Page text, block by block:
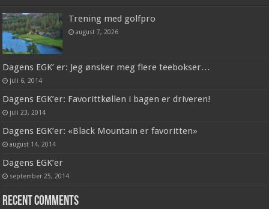
Trening med golfpro
august 7, 2026
Dagens EGK’ er: Jeg ønsker meg flere teebokser…
juli 6, 2014
Dagens EGK’er: Favorittkøllen i bagen er driveren!
juli 23, 2014
Dagens EGK’er: «Black Mountain er favoritten»
august 14, 2014
Dagens EGK’er
september 25, 2014
Recent Comments